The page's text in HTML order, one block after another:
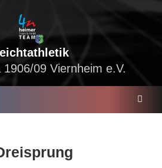
1906/09 Viernheim e.V.